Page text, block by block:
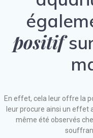
positif
En effet, cela leur offre la
leur procure ainsi un effet
même été observés